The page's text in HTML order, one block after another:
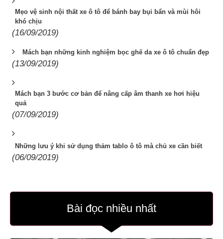
Mẹo vệ sinh nội thất xe ô tô để bánh bay bụi bẩn và mùi hôi
khó chịu
(16/09/2019)
Mách bạn những kinh nghiệm bọc ghế da xe ô tô chuẩn đẹp
(13/09/2019)
Mách bạn 3 bước cơ bản để nâng cấp âm thanh xe hơi hiệu
quả
(07/09/2019)
Những lưu ý khi sử dụng thảm tablo ô tô mà chủ xe cần biết
(06/09/2019)
Bài đọc nhiều nhất